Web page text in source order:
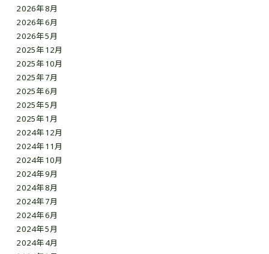
2026年8月
2026年6月
2026年5月
2025年12月
2025年10月
2025年7月
2025年6月
2025年5月
2025年1月
2024年12月
2024年11月
2024年10月
2024年9月
2024年8月
2024年7月
2024年6月
2024年5月
2024年4月